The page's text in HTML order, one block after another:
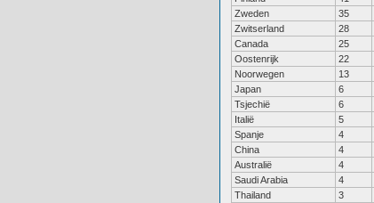
Zweden
35
Zwitserland
28
Canada
25
Oostenrijk
22
Noorwegen
13
Japan
6
Tsjechië
6
Italië
5
Spanje
4
China
4
Australië
4
Saudi Arabia
4
Thailand
3